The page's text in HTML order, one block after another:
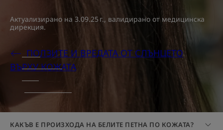
Актуализирано на 3.09.25 г., валидирано от медицинска
дирекция.
ПОЛЗИТЕ И ВРЕДАТА ОТ СЛЪНЦЕТО
ВЪРХУ КОЖАТА
КАКЪВ Е ПРОИЗХОДА НА БЕЛИТЕ ПЕТНА ПО КОЖАТА?